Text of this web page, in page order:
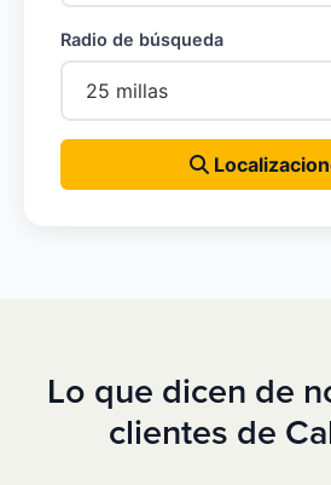
Radio de búsqueda
Lo que dicen de
clientes de